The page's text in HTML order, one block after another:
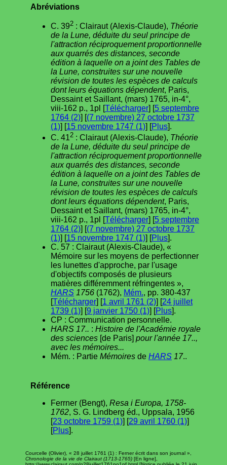
Abréviations
C. 392 : Clairaut (Alexis-Claude), Théorie
de la Lune, déduite du seul principe de
l'attraction réciproquement proportionnelle
aux quarrés des distances, seconde
édition à laquelle on a joint des Tables de
la Lune, construites sur une nouvelle
révision de toutes les espèces de calculs
dont leurs équations dépendent, Paris,
Dessaint et Saillant, (mars) 1765, in-4°,
viii-162 p., 1pl [Télécharger] [5 septembre
1764 (2)] [(7 novembre) 27 octobre 1737
(1)] [15 novembre 1747 (1)] [Plus].
C. 412 : Clairaut (Alexis-Claude), Théorie
de la Lune, déduite du seul principe de
l'attraction réciproquement proportionnelle
aux quarrés des distances, seconde
édition à laquelle on a joint des Tables de
la Lune, construites sur une nouvelle
révision de toutes les espèces de calculs
dont leurs équations dépendent, Paris,
Dessaint et Saillant, (mars) 1765, in-4°,
viii-162 p., 1pl [Télécharger] [5 septembre
1764 (2)] [(7 novembre) 27 octobre 1737
(1)] [15 novembre 1747 (1)] [Plus].
C. 57 : Clairaut (Alexis-Claude), «
Mémoire sur les moyens de perfectionner
les lunettes d'approche, par l'usage
d'objectifs composés de plusieurs
matières différemment réfringentes »,
HARS 1756 (1762), Mém., pp. 380-437
[Télécharger] [1 avril 1761 (2)] [24 juillet
1739 (1)] [9 janvier 1750 (1)] [Plus].
CP : Communication personnelle.
HARS 17.. : Histoire de l'Académie royale
des sciences [de Paris] pour l'année 17..,
avec les mémoires...
Mém. : Partie Mémoires de HARS 17..
Référence
Ferrner (Bengt), Resa i Europa, 1758-
1762, S. G. Lindberg éd., Uppsala, 1956
[23 octobre 1759 (1)] [29 avril 1760 (1)]
[Plus].
Courcelle (Olivier), « 28 juillet 1761 (1) : Ferner écrit dans son journal »,
Chronologie de la vie de Clairaut (1713-1765) [En ligne],